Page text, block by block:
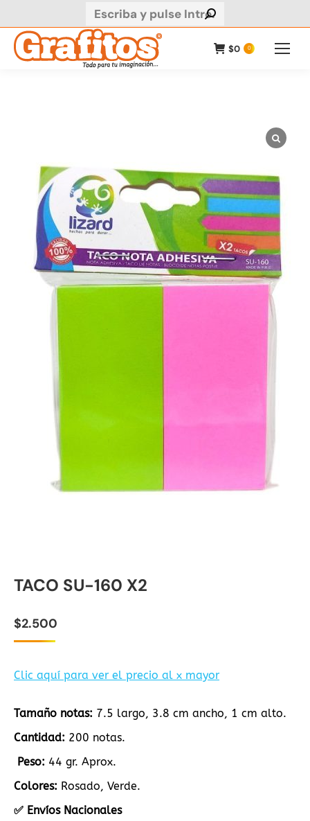
Buscar:
$0 0
TACO SU-160 X2
$2.500
Clic aquí para ver el precio al x mayor
Tamaño notas: 7.5 largo, 3.8 cm ancho, 1 cm alto.
Cantidad: 200 notas.
Peso: 44 gr. Aprox.
Colores: Rosado, Verde.
✅ Envíos Nacionales